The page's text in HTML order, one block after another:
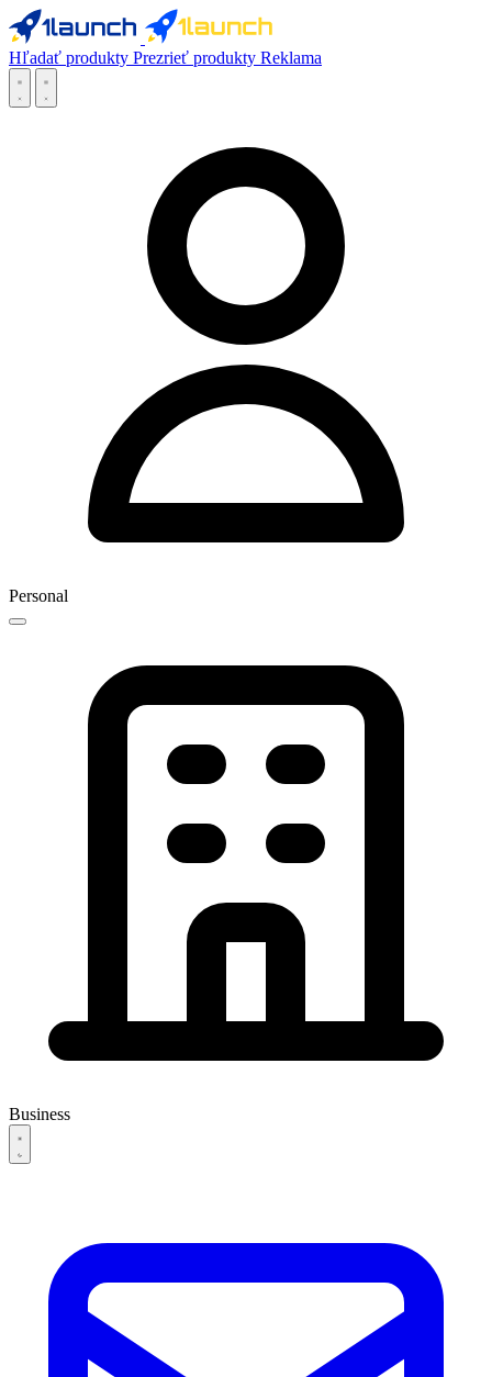
Hľadať produkty Prezrieť produkty Reklama
Personal
Business